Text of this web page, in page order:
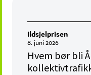
Ildsjelprisen
8. juni 2026
Hvem bør bli